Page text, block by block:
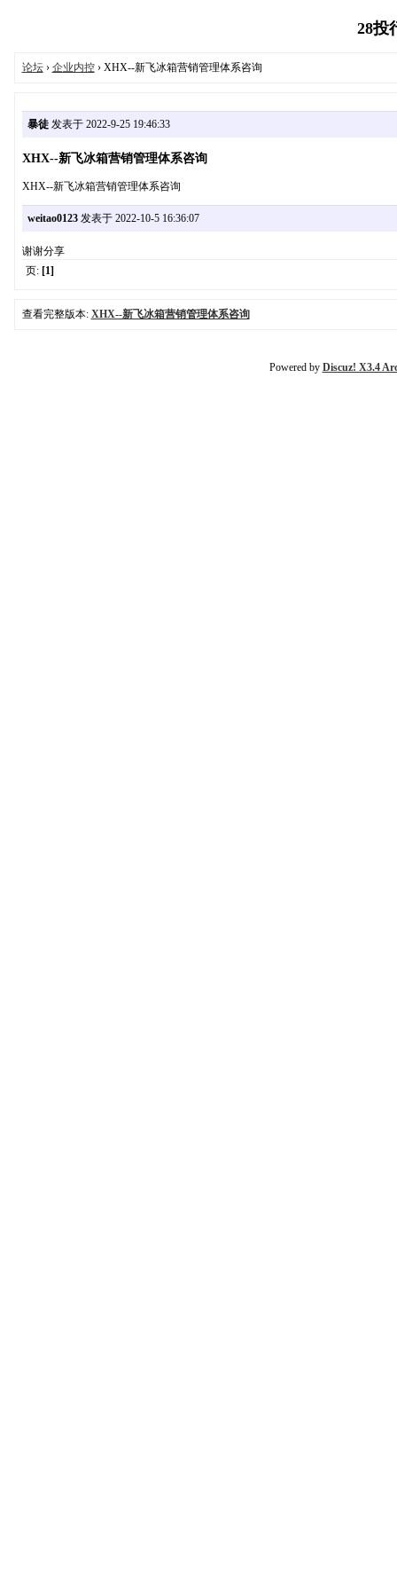
28投
论坛› 企业内控› XHX--新飞冰箱营销管理体系咨询
暴徒发表于 2022-9-25 19:46:33
XHX--新飞冰箱营销管理体系咨询
XHX--新飞冰箱营销管理体系咨询
weitao0123发表于 2022-10-5 16:36:07
谢谢分享
页: [1]
查看完整版本: XHX--新飞冰箱营销管理体系咨询
Powered by Discuz! X3.4